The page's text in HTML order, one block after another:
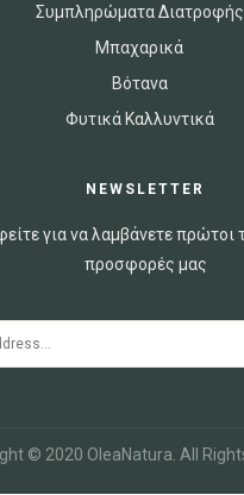
Συμπληρώματα Διατροφής
Μπαχαρικά
Βότανα
Φυτικά Καλλυντικά
NEWSLETTER
για να λαμβάνετε πρώτοι
προσφορές μας
© 2020 OleaNatura. All